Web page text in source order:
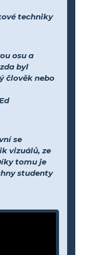
techniky
osu a
byl
člověk nebo
se
vizuálů, ze
tomu je
studenty